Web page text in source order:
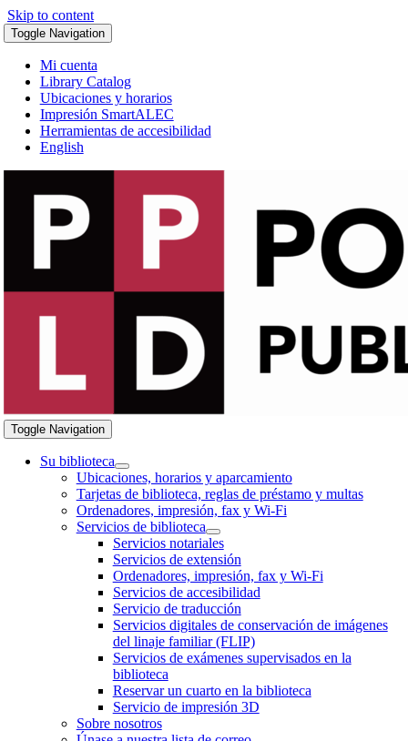
Skip to content
Toggle Navigation
Mi cuenta
Library Catalog
Ubicaciones y horarios
Impresión SmartALEC
Herramientas de accesibilidad
English
Toggle Navigation
Su biblioteca
Ubicaciones, horarios y aparcamiento
Tarjetas de biblioteca, reglas de préstamo y multas
Ordenadores, impresión, fax y Wi-Fi
Servicios de biblioteca
Servicios notariales
Servicios de extensión
Ordenadores, impresión, fax y Wi-Fi
Servicios de accesibilidad
Servicio de traducción
Servicios digitales de conservación de imágenes
del linaje familiar (FLIP)
Servicios de exámenes supervisados en la
biblioteca
Reservar un cuarto en la biblioteca
Servicio de impresión 3D
Sobre nosotros